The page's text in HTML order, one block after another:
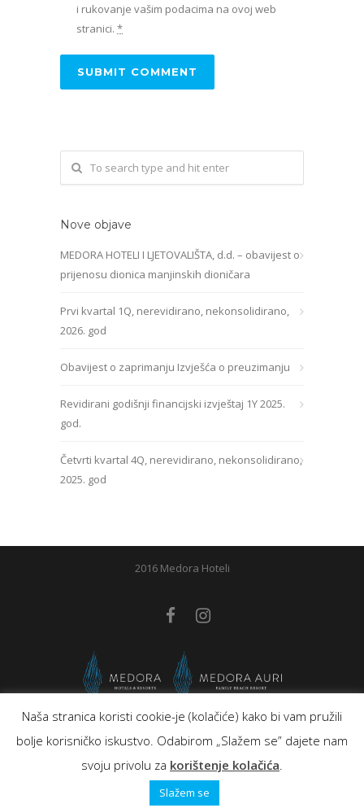
i rukovanje vašim podacima na ovoj web
stranici. *
Nove objave
MEDORA HOTELI I LJETOVALIŠTA, d.d. – obavijest o
prijenosu dionica manjinskih dioničara
Prvi kvartal 1Q, nerevidirano, nekonsolidirano,
2026. god
Obavijest o zaprimanju Izvješća o preuzimanju
Revidirani godišnji financijski izvještaj 1Y 2025.
god.
Četvrti kvartal 4Q, nerevidirano, nekonsolidirano,
2025. god
2016 Medora Hoteli
Naša stranica koristi cookie-je (kolačiće) kako bi vam pružili
bolje korisničko iskustvo. Odabirom „Slažem se” dajete nam
svoju privolu za korištenje kolačića.
Slažem se
Naziv projekta: Rekonstrukcija postojećeg hotela i
izgradnja dodatnih sadržaja